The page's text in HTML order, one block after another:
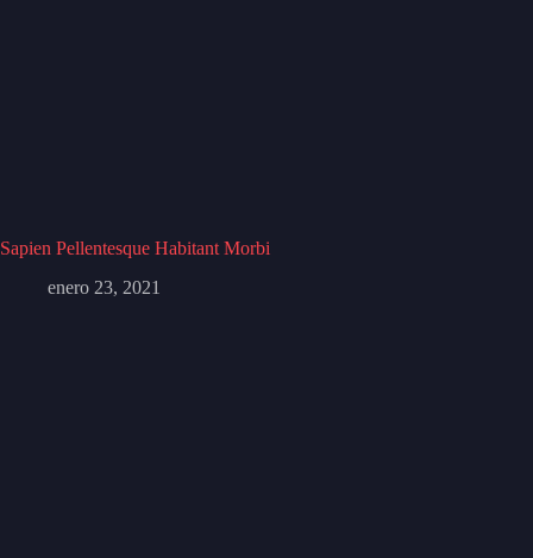
Sapien Pellentesque Habitant Morbi
enero 23, 2021